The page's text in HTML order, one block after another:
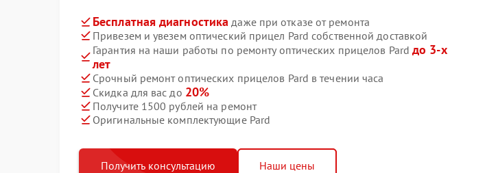
Бесплатная диагностика даже при отказе от ремонта
Привезем и увезем оптический прицел Pard собственной доставкой
Гарантия на наши работы по ремонту оптических прицелов Pard до 3-х
лет
Срочный ремонт оптических прицелов Pard в течении часа
Скидка для вас до 20%
Получите 1500 рублей на ремонт
Оригинальные комплектующие Pard
Получить консультацию Наши цены